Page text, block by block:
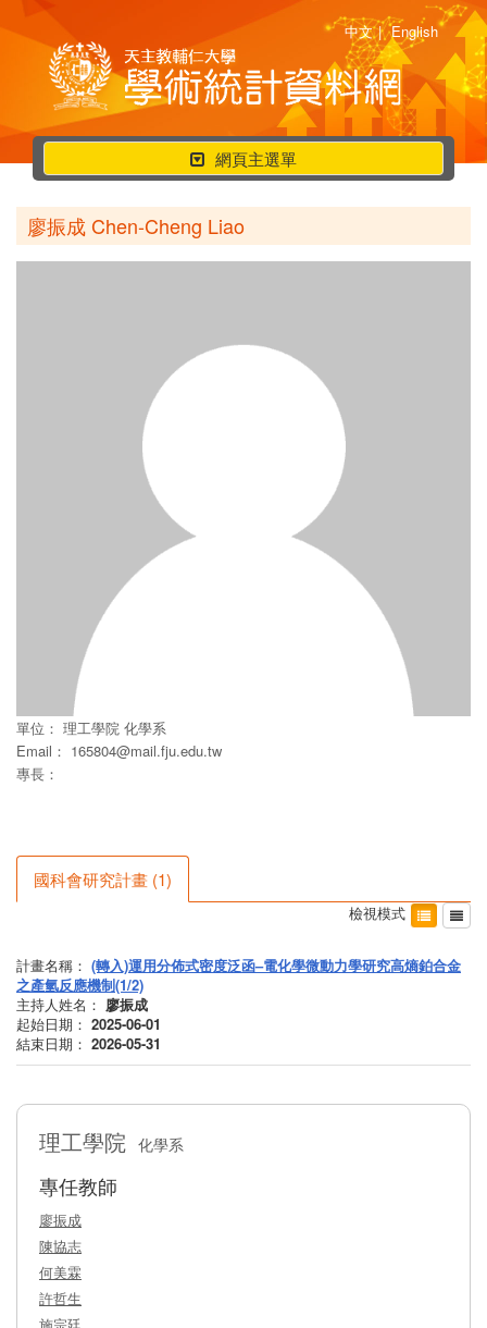
中文 | English
行
動
選
單
網頁主選單
廖振成 Chen-Cheng Liao
單位： 理工學院 化學系
Email： 165804@mail.fju.edu.tw
專長：
國科會研究計畫 (1)
檢視模式
計畫名稱： (轉入)運用分佈式密度泛函–電化學微動力學研究高熵鉑合金
之產氫反應機制(1/2)
主持人姓名： 廖振成
起始日期： 2025-06-01
結束日期： 2026-05-31
理工學院 化學系
專任教師
廖振成
陳協志
何美霖
許哲生